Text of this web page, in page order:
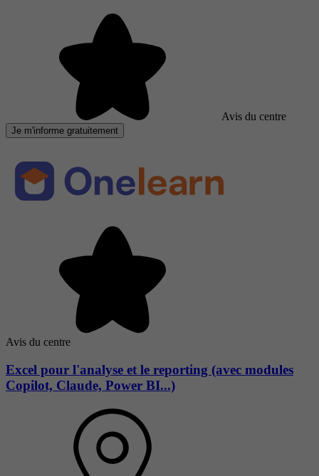
Avis du centre
Je m'informe gratuitement
Avis du centre
Excel pour l'analyse et le reporting (avec modules
Copilot, Claude, Power BI...)